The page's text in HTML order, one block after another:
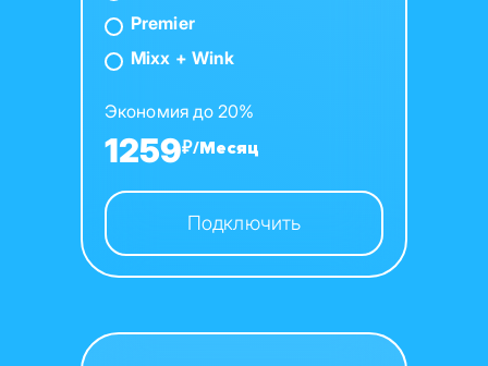
Premier
Mixx + Wink
Экономия до 20%
1259₽/Месяц
Подключить